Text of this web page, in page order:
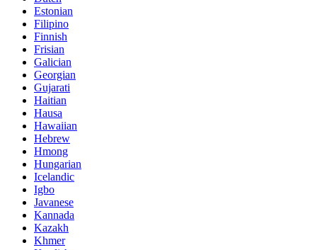
Estonian
Filipino
Finnish
Frisian
Galician
Georgian
Gujarati
Haitian
Hausa
Hawaiian
Hebrew
Hmong
Hungarian
Icelandic
Igbo
Javanese
Kannada
Kazakh
Khmer